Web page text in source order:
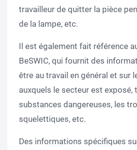
travailleur de quitter la pièce
de la lampe, etc.
Il est également fait référence
BeSWIC, qui fournit des
être au travail en général et sur
auxquels le secteur est exposé,
substances dangereuses, les
squelettiques, etc.
Des informations spécifiques